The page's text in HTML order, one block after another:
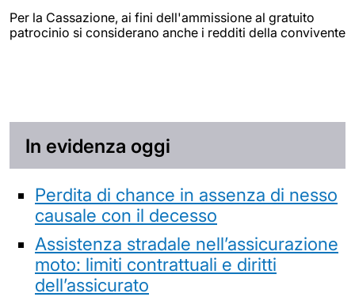
Per la Cassazione, ai fini dell'ammissione al gratuito
patrocinio si considerano anche i redditi della convivente
In evidenza oggi
Perdita di chance in assenza di nesso
causale con il decesso
Assistenza stradale nell’assicurazione
moto: limiti contrattuali e diritti
dell’assicurato